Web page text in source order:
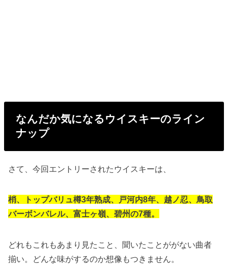
なんだか気になるウイスキーのライン
ナップ
さて、今回エントリーされたウイスキーは、
梢、トップバリュ樽3年熟成、戸河内8年、越ノ忍、鳥取
バーボンバレル、富士ヶ嶺、碧州の7種。
どれもこれもあまり見たこと、聞いたことががない曲者
揃い。どんな味がするのか想像もつきません。